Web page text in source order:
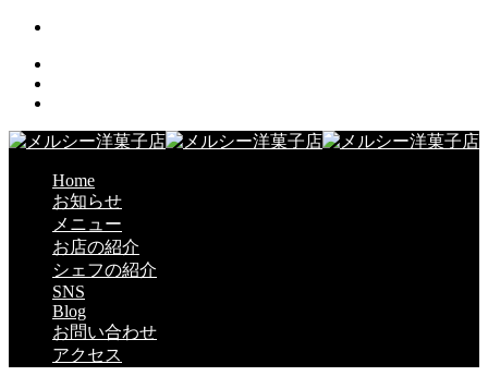
Home
お知らせ
メニュー
お店の紹介
シェフの紹介
SNS
Blog
お問い合わせ
アクセス